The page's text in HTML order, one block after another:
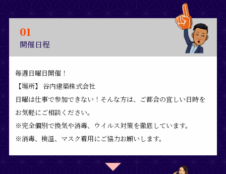
01
開催日程
毎週日曜日開催！
【場所】 谷内建築株式会社
日曜は仕事で参加できない！そんな方は、ご都合の宜しい日時を
お気軽にご相談ください。
※完全個別で換気や消毒、ウイルス対策を徹底しています。
※消毒、検温、マスク着用にご協力お願いします。